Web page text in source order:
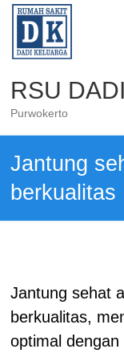
Skip
content
RSU
Purwokerto
Jantung
berkualitas
Jantung sehat
berkualitas,
optimal